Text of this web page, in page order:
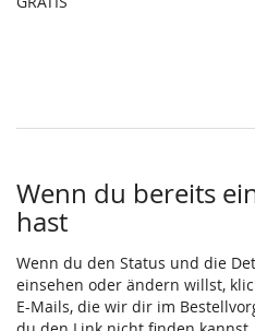
Wenn du bereits
hast
Wenn du den Status und die
einsehen oder ändern willst,
E-Mails, die wir dir im